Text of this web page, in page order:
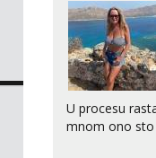
tipkanja uz
pripremila ...
U procesu
mnom ono sto